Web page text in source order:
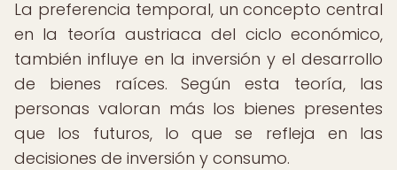
La preferencia temporal, un concepto central
en la teoría austriaca del ciclo económico,
también influye en la inversión y el desarrollo
de bienes raíces. Según esta teoría, las
personas valoran más los bienes presentes
que los futuros, lo que se refleja en las
decisiones de inversión y consumo.